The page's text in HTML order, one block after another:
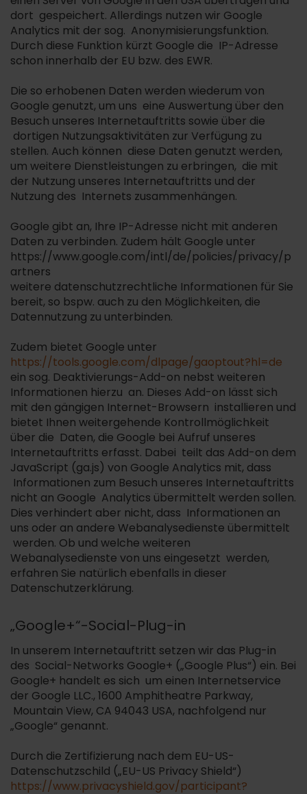
dort gespeichert. Allerdings nutzen wir Google
Analytics mit der sog. Anonymisierungsfunktion.
Durch diese Funktion kürzt Google die IP-Adresse
schon innerhalb der EU bzw. des EWR.
Die so erhobenen Daten werden wiederum von
Google genutzt, um uns eine Auswertung über den
Besuch unseres Internetauftritts sowie über die
dortigen Nutzungsaktivitäten zur Verfügung zu
stellen. Auch können diese Daten genutzt werden,
um weitere Dienstleistungen zu erbringen, die mit
der Nutzung unseres Internetauftritts und der
Nutzung des Internets zusammenhängen.
Google gibt an, Ihre IP-Adresse nicht mit anderen
Daten zu verbinden. Zudem hält Google unter
https://www.google.com/intl/de/policies/privacy/p
artners
weitere datenschutzrechtliche Informationen für Sie
bereit, so bspw. auch zu den Möglichkeiten, die
Datennutzung zu unterbinden.
Zudem bietet Google unter
https://tools.google.com/dlpage/gaoptout?hl=de
ein sog. Deaktivierungs-Add-on nebst weiteren
Informationen hierzu an. Dieses Add-on lässt sich
mit den gängigen Internet-Browsern installieren und
bietet Ihnen weitergehende Kontrollmöglichkeit
über die Daten, die Google bei Aufruf unseres
Internetauftritts erfasst. Dabei teilt das Add-on dem
JavaScript (ga.js) von Google Analytics mit, dass
Informationen zum Besuch unseres Internetauftritts
nicht an Google Analytics übermittelt werden sollen.
Dies verhindert aber nicht, dass Informationen an
uns oder an andere Webanalysedienste übermittelt
werden. Ob und welche weiteren
Webanalysedienste von uns eingesetzt werden,
erfahren Sie natürlich ebenfalls in dieser
Datenschutzerklärung.
„Google+“-Social-Plug-in
In unserem Internetauftritt setzen wir das Plug-in
des Social-Networks Google+ („Google Plus“) ein. Bei
Google+ handelt es sich um einen Internetservice
der Google LLC., 1600 Amphitheatre Parkway,
Mountain View, CA 94043 USA, nachfolgend nur
„Google“ genannt.
Durch die Zertifizierung nach dem EU-US-
Datenschutzschild („EU-US Privacy Shield“)
https://www.privacyshield.gov/participant?